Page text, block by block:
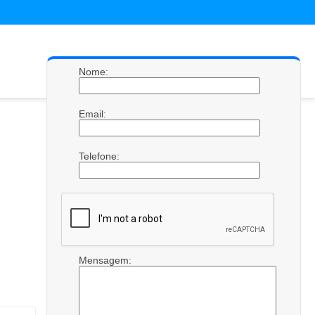
Nome:
Email:
Telefone:
Mensagem: